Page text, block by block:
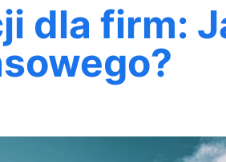
dla firm: